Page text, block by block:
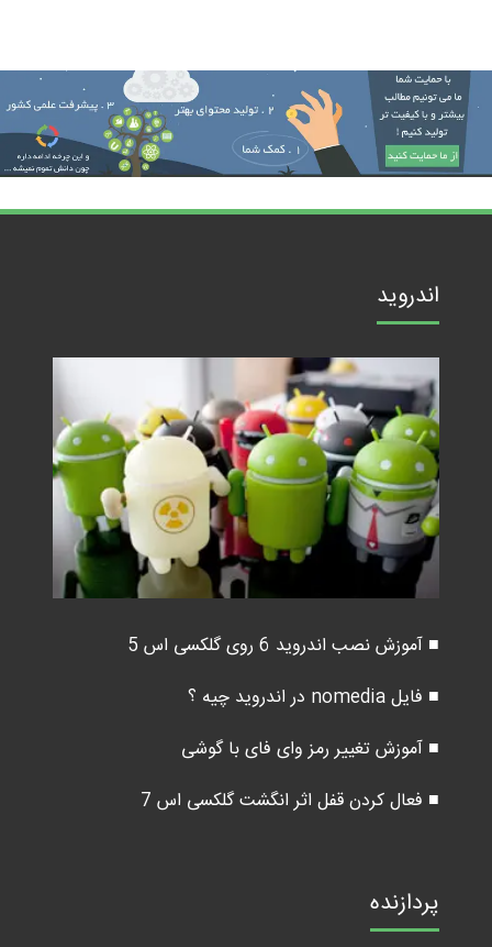
اندروید
■ آموزش نصب اندروید 6 روی گلکسی اس 5
■ فایل nomedia در اندروید چیه ؟
■ آموزش تغییر رمز وای فای با گوشی
■ فعال کردن قفل اثر انگشت گلکسی اس 7
پردازنده